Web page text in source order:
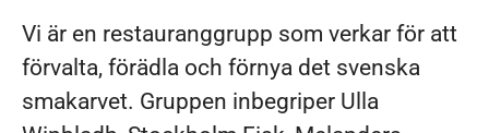
Vi är en restauranggrupp som verkar för att
förvalta, förädla och förnya det svenska
smakarvet. Gruppen inbegriper Ulla